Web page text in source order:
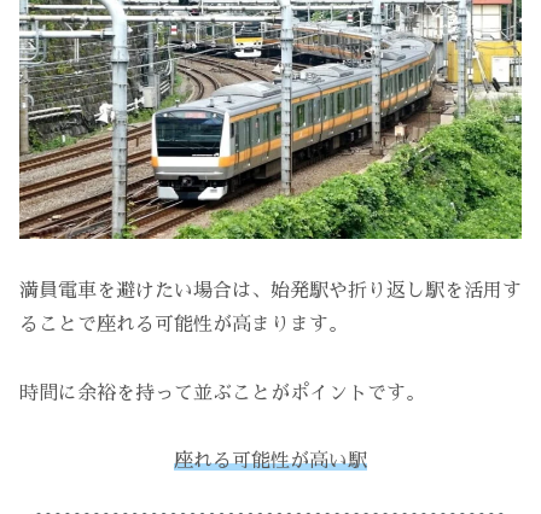
満員電車を避けたい場合は、始発駅や折り返し駅を活用す
ることで座れる可能性が高まります。
時間に余裕を持って並ぶことがポイントです。
座れる可能性が高い駅